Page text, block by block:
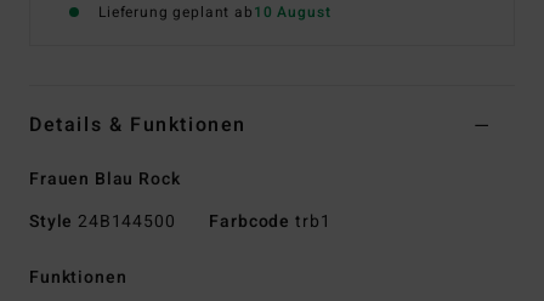
Lieferung geplant ab10 August
Details & Funktionen
Frauen Blau Rock
Style 24B144500 Farbcode trb1
Funktionen